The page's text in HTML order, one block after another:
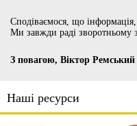
Сподіваємося, що
Ми завжди раді зворотньому
З повагою, Віктор Ремський
Наші ресурси